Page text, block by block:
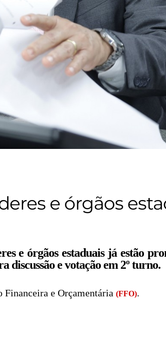
e órgãos
e órgãos estaduais já estão
e votação em 2º turno.
Financeira e Orçamentária (FFO).